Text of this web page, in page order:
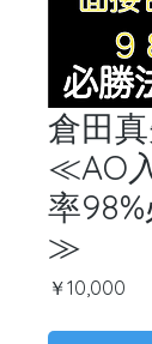
倉田
≪AO
率
≫
￥10,000